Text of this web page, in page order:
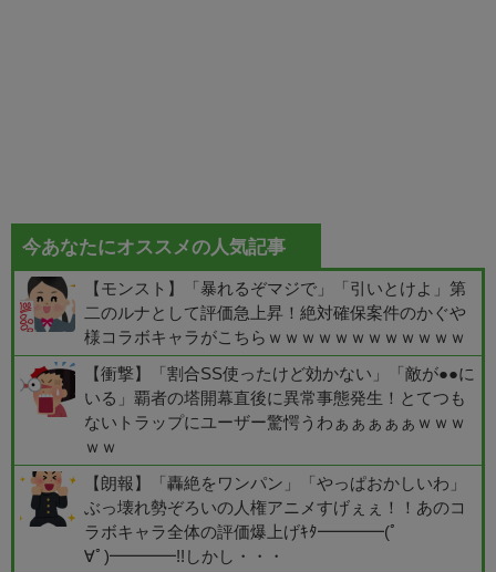
今あなたにオススメの人気記事
【モンスト】「暴れるぞマジで」「引いとけよ」第
二のルナとして評価急上昇！絶対確保案件のかぐや
様コラボキャラがこちらｗｗｗｗｗｗｗｗｗｗｗｗ
【衝撃】「割合SS使ったけど効かない」「敵が●●に
いる」覇者の塔開幕直後に異常事態発生！とてつも
ないトラップにユーザー驚愕うわぁぁぁぁぁｗｗｗ
ｗｗ
【朗報】「轟絶をワンパン」「やっぱおかしいわ」
ぶっ壊れ勢ぞろいの人権アニメすげぇぇ！！あのコ
ラボキャラ全体の評価爆上げｷﾀ━━━━(ﾟ
∀ﾟ)━━━━!!しかし・・・